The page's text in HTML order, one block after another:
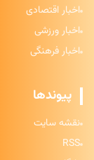
اخبار اقتصادی
اخبار ورزشی
اخبار فرهنگی
پیوندها
نقشه سایت
RSS